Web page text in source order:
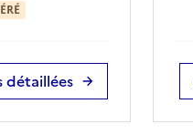
détaillées